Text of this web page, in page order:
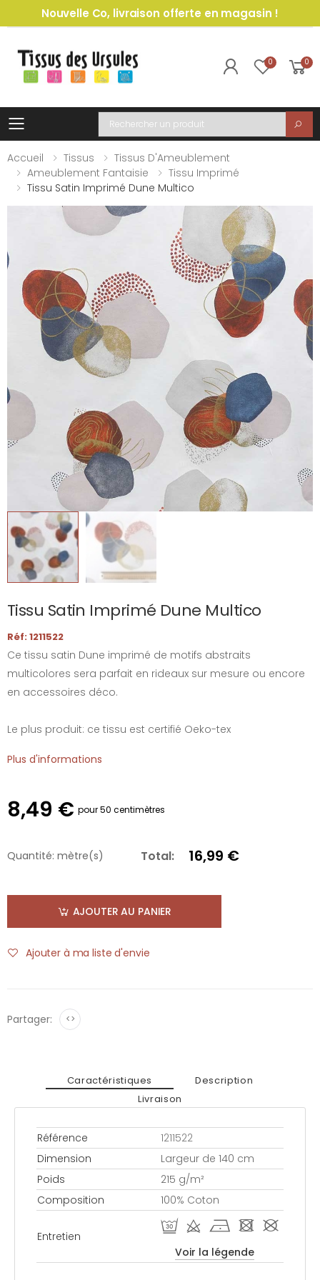
Nouvelle Co, livraison offerte en magasin !
0 0
Toggle mobile menu
Recherche
Accueil
Tissus
Tissus D'Ameublement
Ameublement Fantaisie
Tissu Imprimé
Tissu Satin Imprimé Dune Multico
Tissu Satin Imprimé Dune Multico
Réf: 1211522
Ce tissu satin Dune imprimé de motifs abstraits
multicolores sera parfait en rideaux sur mesure ou encore
en accessoires déco.
Le plus produit: ce tissu est certifié Oeko-tex
Plus d'informations
8,49 € pour 50 centimètres
Quantité: mètre(s) Total: 16,99 €
AJOUTER AU PANIER
Ajouter à ma liste d'envie
Partager: <>
Caractéristiques
Description
Livraison
Référence
1211522
Dimension
Largeur de 140 cm
Poids
215 g/m²
Composition
100% Coton
Entretien
R d h - #
Voir la légende